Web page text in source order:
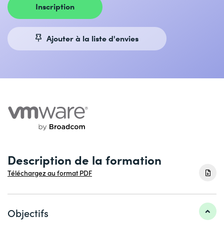
Inscription
Ajouter à la liste d'envies
Description de la formation
Téléchargez au format PDF
Objectifs